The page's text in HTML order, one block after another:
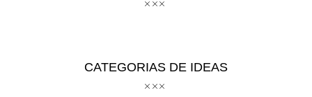
CATEGORIAS DE IDEAS